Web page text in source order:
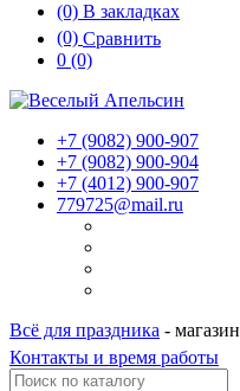
(0) В закладках
(0) Сравнить
0 (0)
+7 (9082) 900-907
+7 (9082) 900-904
+7 (4012) 900-907
779725@mail.ru
Всё для праздника - магазин
Контакты и время работы